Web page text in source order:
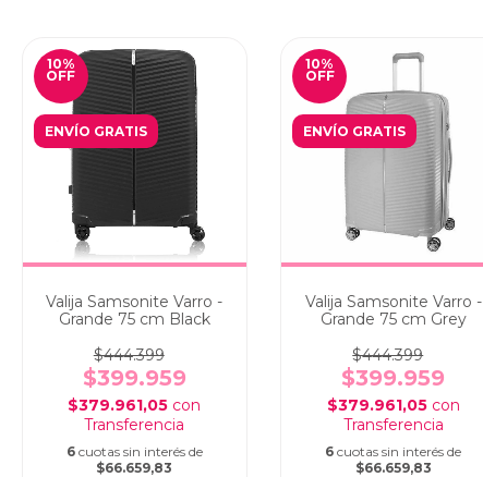
10%
OFF
ENVÍO GRATIS
Valija Samsonite Varro -
Grande 75 cm Black
$444.399
$399.959
$379.961,05 con
6 cuotas sin interés de
$66.659,83
10%
OFF
ENVÍO GRATIS
Valija Samsonite Varro -
Grande 75 cm Grey
$444.399
$399.959
$379.961,05 con
6 cuotas sin interés de
$66.659,83